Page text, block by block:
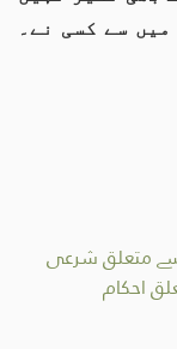
سے کسی نے۔
سے متعلق شرعی
احکام